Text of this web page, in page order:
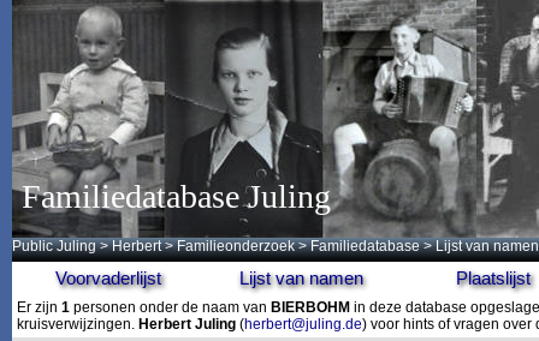
Familiedatabase Juling
Public Juling >Herbert >Familieonderzoek >Familiedatabase > Lijst van namen
Voorvaderlijst Lijst van namen Plaatslijst
Er zijn 1 personen onder de naam van BIERBOHM in deze database
kruisverwijzingen. Herbert Juling (herbert@juling.de) voor hints of vragen